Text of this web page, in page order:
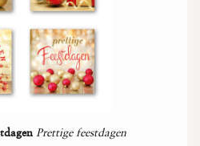
Prettige feestdagen